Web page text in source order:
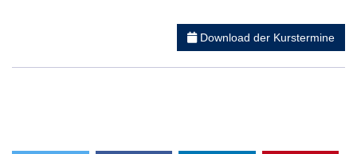
Download der Kurstermine